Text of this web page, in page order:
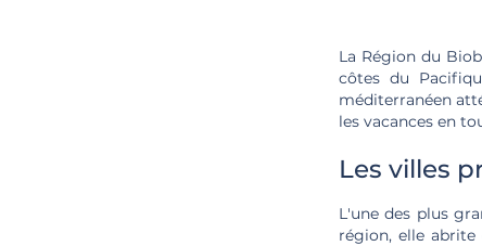
La Région du
côtes du
méditerranéen
les vacances en
Les villes
L'une des plus
région, elle abrite